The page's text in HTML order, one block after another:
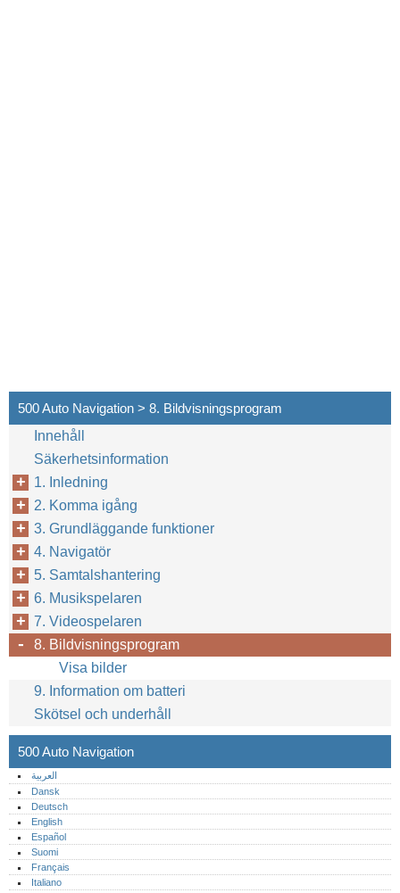
500 Auto Navigation > 8. Bildvisningsprogram
Innehåll
Säkerhetsinformation
1. Inledning
2. Komma igång
3. Grundläggande funktioner
4. Navigatör
5. Samtalshantering
6. Musikspelaren
7. Videospelaren
8. Bildvisningsprogram
Visa bilder
9. Information om batteri
Skötsel och underhåll
500 Auto Navigation
العربية
Dansk
Deutsch
English
Español
Suomi
Français
Italiano